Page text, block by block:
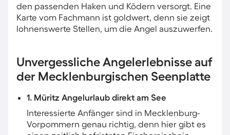
den passenden Haken und Ködern versorgt. Eine
Karte vom Fachmann ist goldwert, denn sie zeigt
lohnenswerte Stellen, um die Angel auszuwerfen.
Unvergessliche Angelerlebnisse auf
der Mecklenburgischen Seenplatte
1. Müritz Angelurlaub direkt am See
Interessierte Anfänger sind in Mecklenburg-
Vorpommern genau richtig, denn hier gibt es